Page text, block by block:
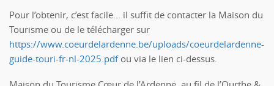
Pour l’obtenir, c’est facile... il suffit de contacter la Maison du
Tourisme ou de le télécharger sur
https://www.coeurdelardenne.be/uploads/coeurdelardenne-
guide-touri-fr-nl-2025.pdfou via le lien ci-dessus.